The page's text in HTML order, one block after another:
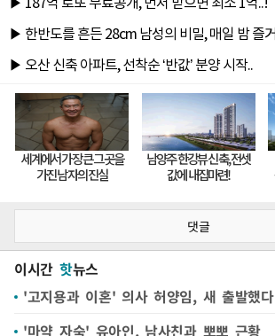
댓글
이시간 핫뉴스
'고지용과 이혼' 의사 허양임, 새 출발했다
'마약 자숙' 유아인, 남사친과 뽀뽀 근황